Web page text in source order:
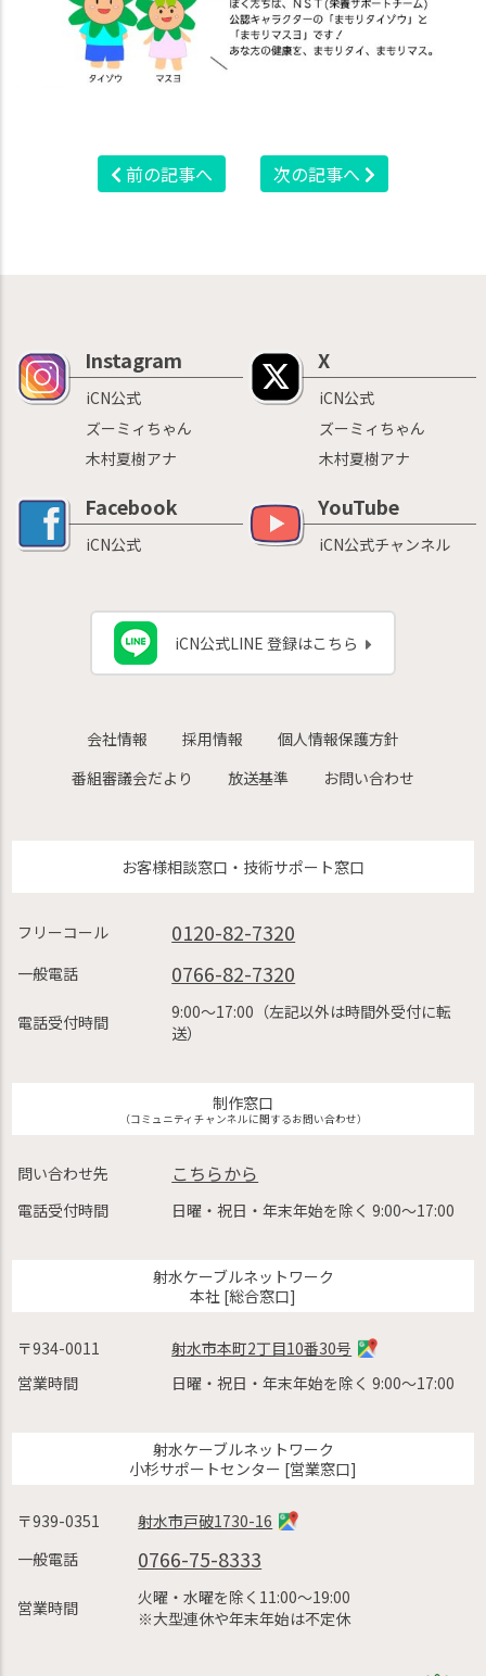
前の記事へ 次の記事へ
Instagram
iCN公式
ズーミィちゃん
木村夏樹アナ
X
iCN公式
ズーミィちゃん
木村夏樹アナ
Facebook
iCN公式
YouTube
iCN公式チャンネル
iCN公式LINE 登録はこちら
会社情報 採用情報
個人情報保護方針
番組審議会だより
放送基準 お問い合わせ
お客様相談窓口・技術サポート窓口
フリーコール 0120-82-7320
一般電話 0766-82-7320
電話受付時間
9:00〜17:00（左記以外は時間外受付に転
送）
制作窓口
（コミュニティチャンネルに関するお問い合わせ）
問い合わせ先 こちらから
電話受付時間 日曜・祝日・年末年始を除く 9:00〜17:00
射水ケーブルネットワーク
本社 [総合窓口]
〒934-0011
射水市本町2丁目10番30号
営業時間
日曜・祝日・年末年始を除く 9:00〜17:00
射水ケーブルネットワーク
小杉サポートセンター [営業窓口]
〒939-0351
射水市戸破1730-16
一般電話
0766-75-8333
営業時間
火曜・水曜を除く11:00〜19:00
※大型連休や年末年始は不定休